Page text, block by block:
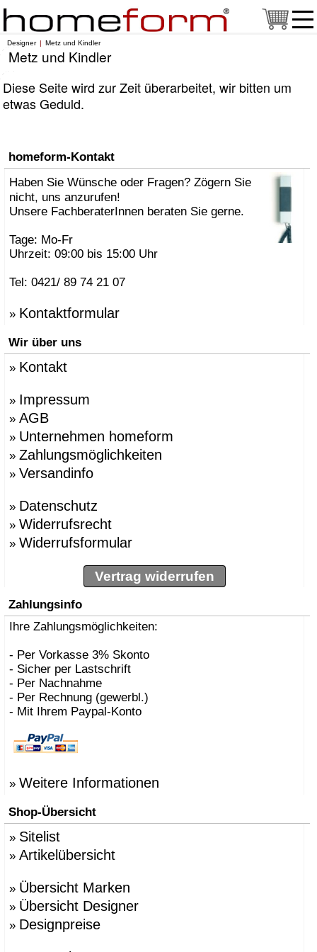
Designer Metz und Kindler
Metz und Kindler
Diese Seite wird zur Zeit überarbeitet, wir bitten um
etwas Geduld.
homeform-Kontakt
Haben Sie Wünsche oder Fragen? Zögern Sie
nicht, uns anzurufen!
Unsere FachberaterInnen beraten Sie gerne.
Tage: Mo-Fr
Uhrzeit: 09:00 bis 15:00 Uhr
Tel: 0421/ 89 74 21 07
» Kontaktformular
Wir über uns
» Kontakt
» Impressum
» AGB
» Unternehmen homeform
» Zahlungsmöglichkeiten
» Versandinfo
» Datenschutz
» Widerrufsrecht
» Widerrufsformular
Vertrag widerrufen
Zahlungsinfo
Ihre Zahlungsmöglichkeiten:
- Per Vorkasse 3% Skonto
- Sicher per Lastschrift
- Per Nachnahme
- Per Rechnung (gewerbl.)
- Mit Ihrem Paypal-Konto
» Weitere Informationen
Shop-Übersicht
» Sitelist
» Artikelübersicht
» Übersicht Marken
» Übersicht Designer
» Designpreise